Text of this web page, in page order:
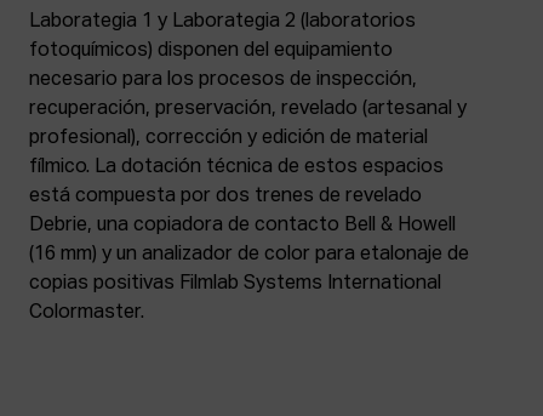
Laborategia 1 y Laborategia 2 (laboratorios
fotoquímicos) disponen del equipamiento
necesario para los procesos de inspección,
recuperación, preservación, revelado (artesanal y
profesional), corrección y edición de material
fílmico. La dotación técnica de estos espacios
está compuesta por dos trenes de revelado
Debrie, una copiadora de contacto Bell & Howell
(16 mm) y un analizador de color para etalonaje de
copias positivas Filmlab Systems International
Colormaster.